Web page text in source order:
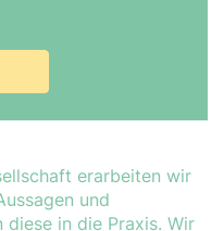
erarbeiten wir
und
diese in die Praxis. Wir